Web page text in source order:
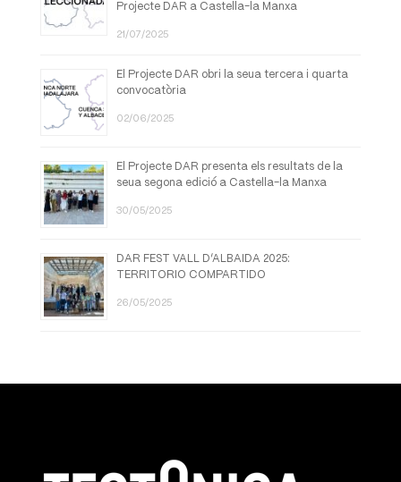
Projecte DAR a Castella-la Manxa
21/07/2025
El Projecte DAR obri la seua tercera i quarta
convocatòria
02/06/2025
El Projecte DAR presenta els resultats de la
seua segona edició a Castella-la Manxa
30/05/2025
DAR FEST VALL D’ALBAIDA 2025:
TERRITORIO COMPARTIDO
26/05/2025